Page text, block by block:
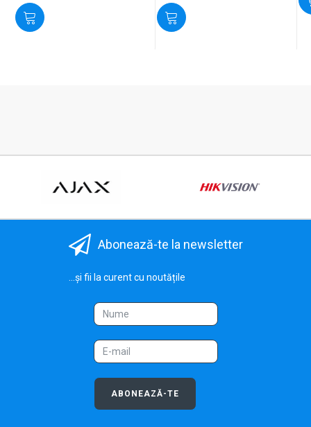
Abonează-te la newsletter
...și fii la curent cu noutățile
ABONEAZĂ-TE